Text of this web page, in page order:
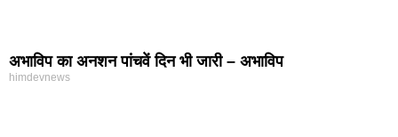
अभाविप का अनशन पांचवें दिन भी जारी – अभाविप
himdevnews